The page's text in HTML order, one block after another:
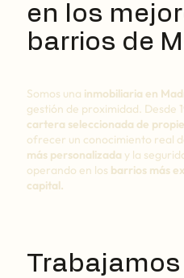
en los
barrios de
Somos una inmobiliaria en
gestión de proximidad. Desde
cartera seleccionada de
ofrecer un conocimiento real
más personalizada y la
operando en los barrios más
capital.